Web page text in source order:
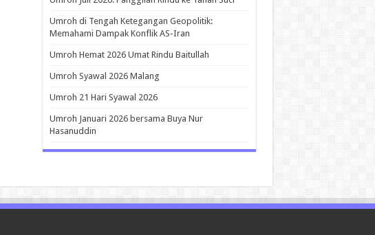
Umroh di Tengah Ketegangan Geopolitik:
Memahami Dampak Konflik AS-Iran
Umroh Hemat 2026 Umat Rindu Baitullah
Umroh Syawal 2026 Malang
Umroh 21 Hari Syawal 2026
Umroh Januari 2026 bersama Buya Nur
Hasanuddin